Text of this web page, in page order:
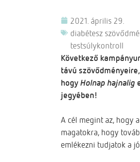
2021. április 29.
diabétesz
testsúlykontroll
Következő
távú
hogyHolnap hajnalig
jegyében!
A cél megint az, hogy
magatokra, hogy
emlékezni tudjatok a